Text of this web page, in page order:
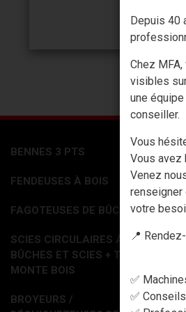
BENNES 3 PTS
FENDEUSES À BOIS
FAGOTEUSES DE BÛCHES
SCIES CIRCULAIRES À
BÛCHES ET SCIES + TAPIS
MONTE BOIS
BROYEURS /
Depuis 40
Chez
visibles
une
conseiller.
Vous
Vous avez
Venez
renseigner
votre
📍
✅
✅